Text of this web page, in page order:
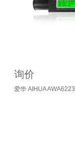
询价
爱华 AIHUA